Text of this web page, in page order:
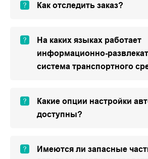
Как отследить заказ?
На каких языках работает
информационно-
система транспортного
Какие опции настройки
доступны?
Имеются ли запасные